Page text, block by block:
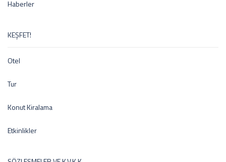
Haberler
KEŞFET!
Otel
Tur
Konut Kiralama
Etkinlikler